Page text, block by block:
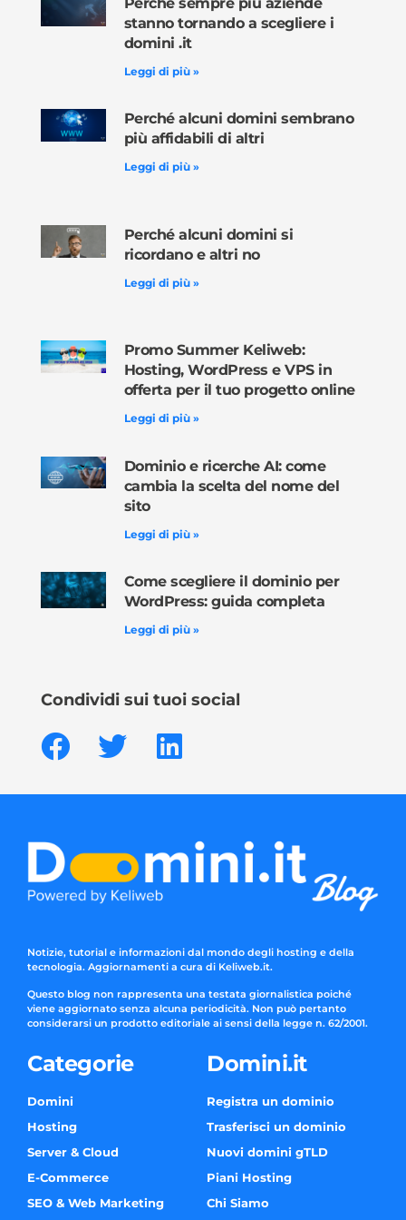
stanno tornando a scegliere i
domini .it
Leggi di più »
Perché alcuni domini sembrano
più affidabili di altri
Leggi di più »
Perché alcuni domini si
ricordano e altri no
Leggi di più »
Promo Summer Keliweb:
Hosting, WordPress e VPS in
offerta per il tuo progetto online
Leggi di più »
Dominio e ricerche AI: come
cambia la scelta del nome del
sito
Leggi di più »
Come scegliere il dominio per
WordPress: guida completa
Leggi di più »
Condividi sui tuoi social
Notizie, tutorial e informazioni dal mondo degli hosting e della
tecnologia. Aggiornamenti a cura di Keliweb.it.
Questo blog non rappresenta una testata giornalistica poiché
viene aggiornato senza alcuna periodicità. Non può pertanto
considerarsi un prodotto editoriale ai sensi della legge n. 62/2001.
Categorie
Domini
Hosting
Server & Cloud
E-Commerce
SEO & Web Marketing
Domini.it
Registra un dominio
Trasferisci un dominio
Nuovi domini gTLD
Piani Hosting
Chi Siamo